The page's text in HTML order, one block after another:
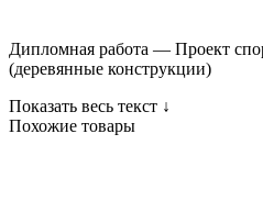
Дипломная работа — Проект
(деревянные конструкции)
Показать весь текст ↓
Похожие товары